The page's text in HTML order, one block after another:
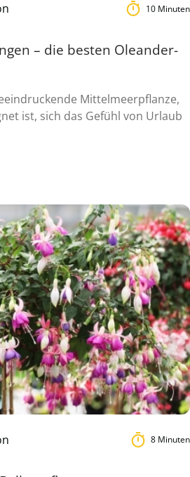
10 Minuten
– die besten Oleander-
Mittelmeerpflanze,
ist, sich das Gefühl von Urlaub
8 Minuten